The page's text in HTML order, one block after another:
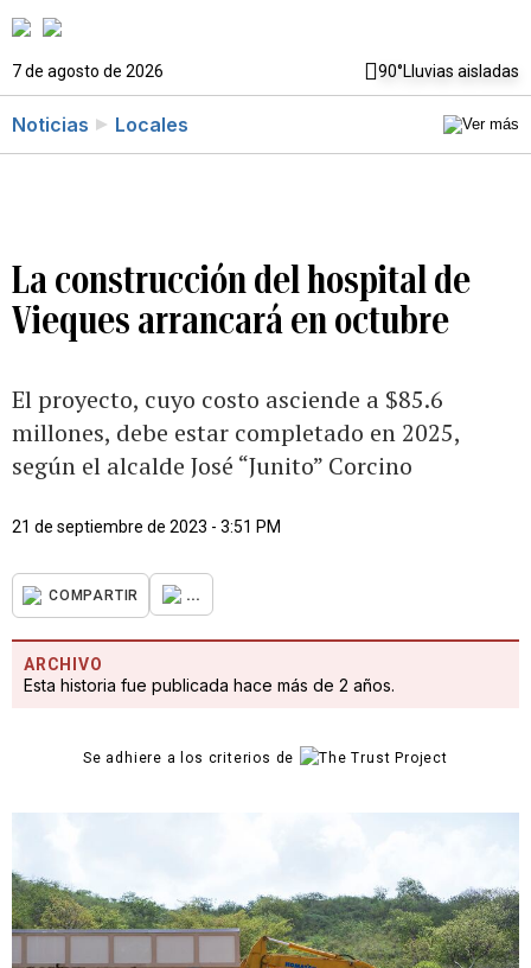
7 de agosto de 2026 90°Lluvias aisladas
Noticias Locales
La construcción del hospital de
Vieques arrancará en octubre
El proyecto, cuyo costo asciende a $85.6
millones, debe estar completado en 2025,
según el alcalde José “Junito” Corcino
21 de septiembre de 2023 - 3:51 PM
COMPARTIR ...
ARCHIVO
Esta historia fue publicada hace más de 2 años.
Se adhiere a los criterios de